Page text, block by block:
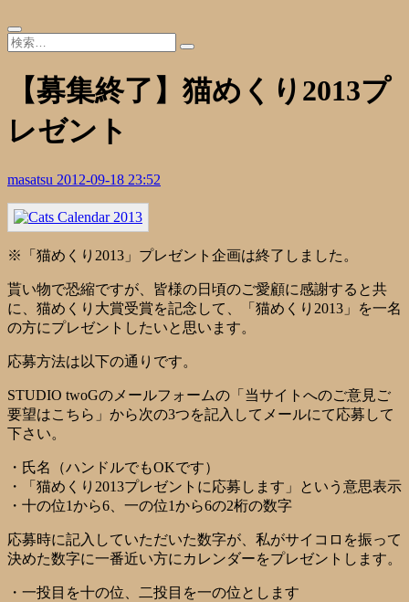
【募集終了】猫めくり2013プ
レゼント
masatsu 2012-09-18 23:52
※「猫めくり2013」プレゼント企画は終了しました。
貰い物で恐縮ですが、皆様の日頃のご愛顧に感謝すると共
に、猫めくり大賞受賞を記念して、「猫めくり2013」を一名
の方にプレゼントしたいと思います。
応募方法は以下の通りです。
STUDIO twoGのメールフォームの「当サイトへのご意見ご
要望はこちら」から次の3つを記入してメールにて応募して
下さい。
・氏名（ハンドルでもOKです）
・「猫めくり2013プレゼントに応募します」という意思表示
・十の位1から6、一の位1から6の2桁の数字
応募時に記入していただいた数字が、私がサイコロを振って
決めた数字に一番近い方にカレンダーをプレゼントします。
・一投目を十の位、二投目を一の位とします